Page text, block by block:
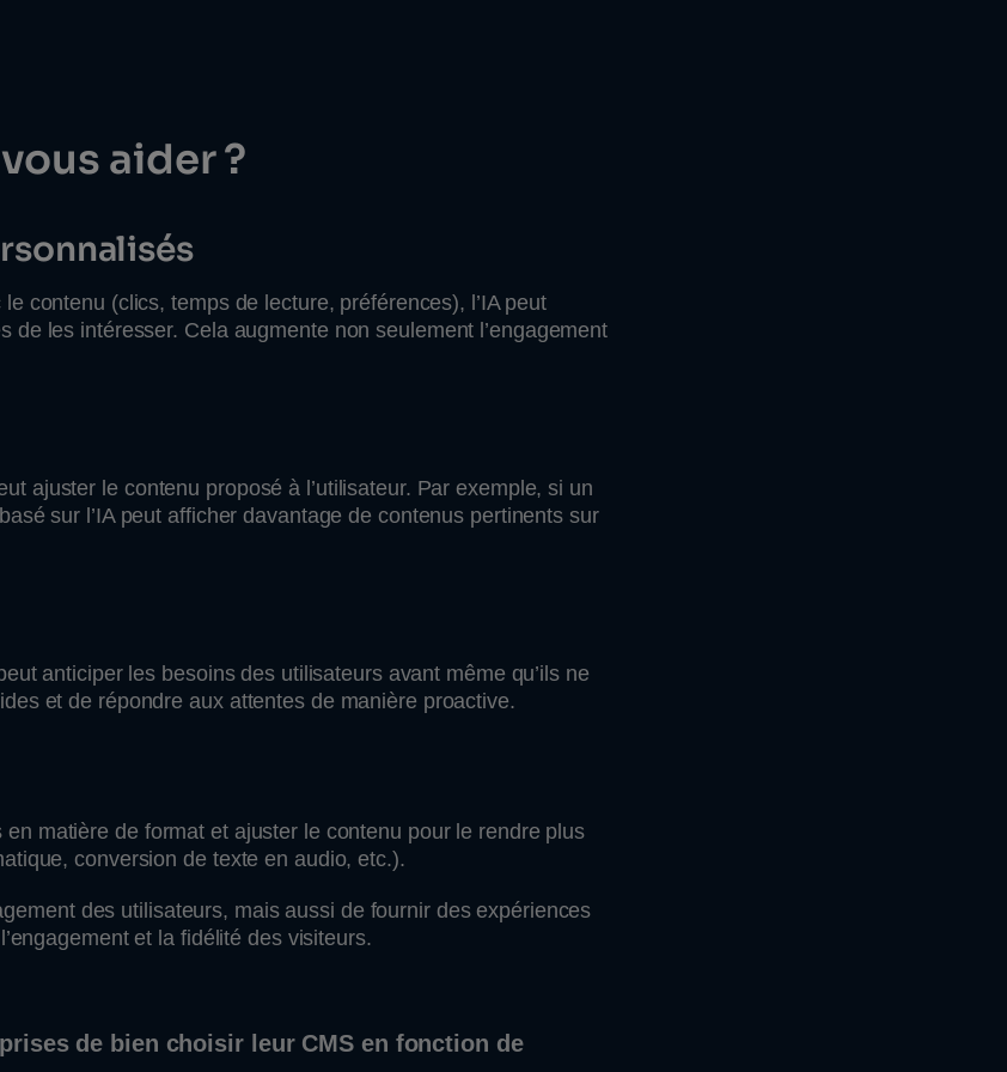
aider ?
contenu (clics, temps de lecture, préférences), l’IA peut
les intéresser. Cela augmente non seulement l’engagement
ajuster le contenu proposé à l’utilisateur. Par exemple, si un
sur l’IA peut afficher davantage de contenus pertinents sur
anticiper les besoins des utilisateurs avant même qu’ils ne
et de répondre aux attentes de manière proactive.
matière de format et ajuster le contenu pour le rendre plus
conversion de texte en audio, etc.).
des utilisateurs, mais aussi de fournir des expériences
et la fidélité des visiteurs.
de bien choisir leur CMS en fonction de